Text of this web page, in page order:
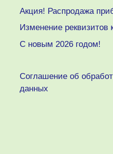
Акция! Распродажа
Изменение реквизитов
C новым 2026 годом!
Соглашение об
данных